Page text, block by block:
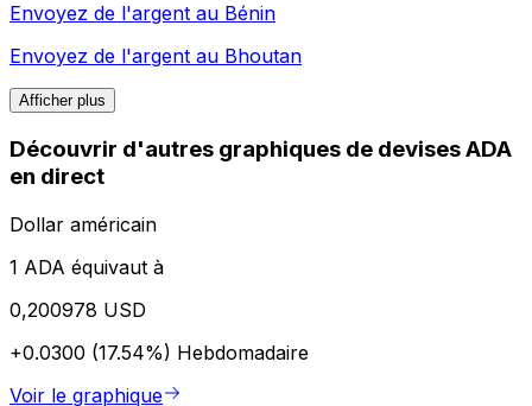
Envoyez de l'argent au Bénin
Envoyez de l'argent au Bhoutan
Afficher plus
Découvrir d'autres graphiques de devises ADA
en direct
Dollar américain
1 ADA équivaut à
0,200978 USD
+0.0300 (17.54%) Hebdomadaire
Voir le graphique